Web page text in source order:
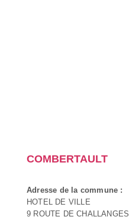
COMBERTAULT
Adresse de la commune :
HOTEL DE VILLE
9 ROUTE DE CHALLANGES